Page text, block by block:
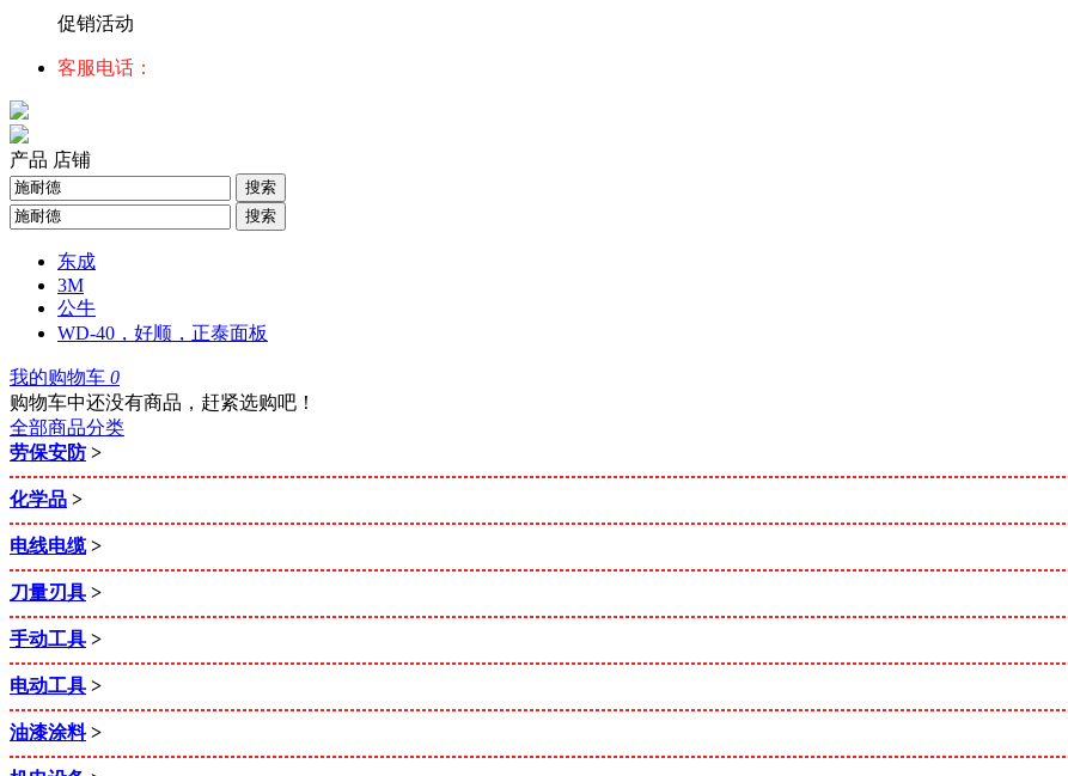
促销活动
客服电话：
产品 店铺
搜索
搜索
东成
3M
公牛
WD-40，好顺，正泰面板
我的购物车 0
购物车中还没有商品，赶紧选购吧！
全部商品分类
劳保安防 >
化学品 >
电线电缆 >
刀量刃具 >
手动工具 >
电动工具 >
油漆涂料 >